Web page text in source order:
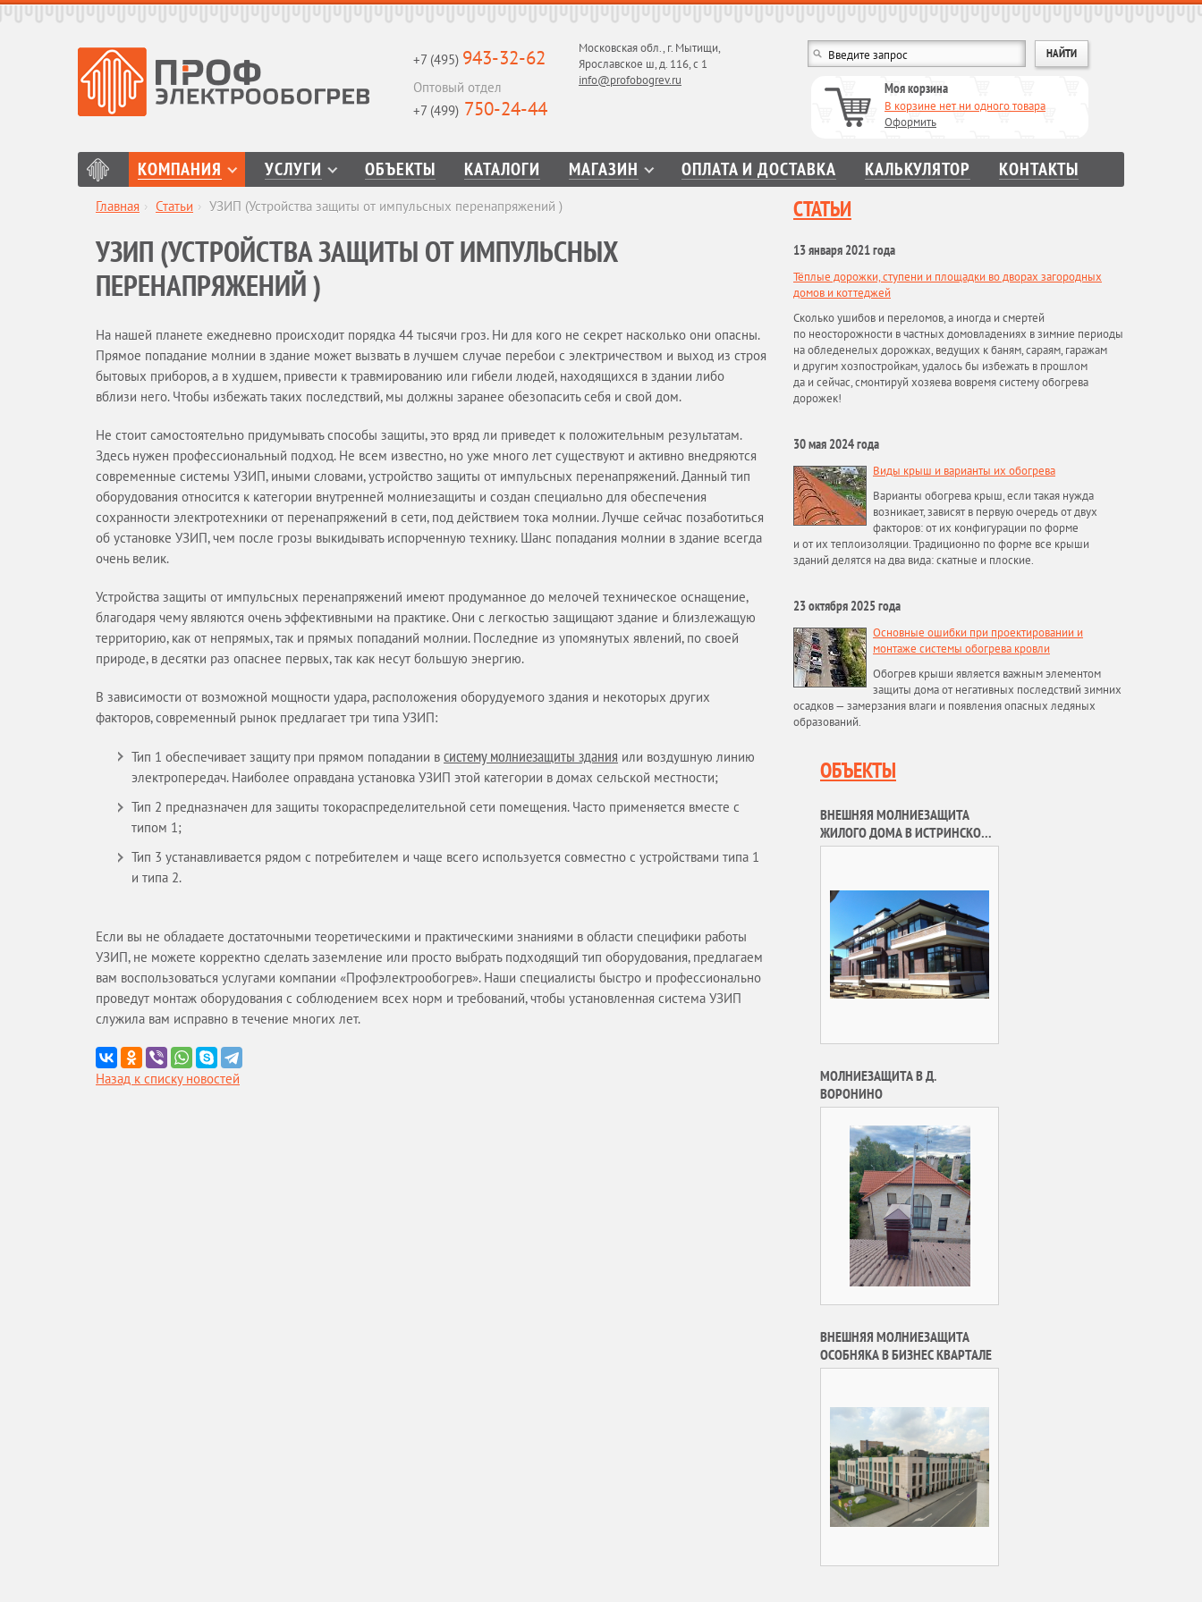
+7 (495) 943-32-62
Оптовый отдел
+7 (499) 750-24-44
Московская обл., г. Мытищи,
Ярославское ш, д. 116, с 1
info@profobogrev.ru
Моя корзина
В корзине нет ни одного товара
Оформить
КОМПАНИЯ УСЛУГИ ОБЪЕКТЫ КАТАЛОГИ МАГАЗИН ОПЛАТА И ДОСТАВКА КАЛЬКУЛЯТОР КОНТАКТЫ
Главная › Статьи › УЗИП (Устройства защиты от импульсных перенапряжений )
УЗИП (УСТРОЙСТВА ЗАЩИТЫ ОТ ИМПУЛЬСНЫХ
ПЕРЕНАПРЯЖЕНИЙ )
На нашей планете ежедневно происходит порядка 44 тысячи гроз. Ни для кого не секрет насколько они опасны.
Прямое попадание молнии в здание может вызвать в лучшем случае перебои с электричеством и выход из строя
бытовых приборов, а в худшем, привести к травмированию или гибели людей, находящихся в здании либо
вблизи него. Чтобы избежать таких последствий, мы должны заранее обезопасить себя и свой дом.
Не стоит самостоятельно придумывать способы защиты, это вряд ли приведет к положительным результатам.
Здесь нужен профессиональный подход. Не всем известно, но уже много лет существуют и активно внедряются
современные системы УЗИП, иными словами, устройство защиты от импульсных перенапряжений. Данный тип
оборудования относится к категории внутренней молниезащиты и создан специально для обеспечения
сохранности электротехники от перенапряжений в сети, под действием тока молнии. Лучше сейчас позаботиться
об установке УЗИП, чем после грозы выкидывать испорченную технику. Шанс попадания молнии в здание всегда
очень велик.
Устройства защиты от импульсных перенапряжений имеют продуманное до мелочей техническое оснащение,
благодаря чему являются очень эффективными на практике. Они с легкостью защищают здание и близлежащую
территорию, как от непрямых, так и прямых попаданий молнии. Последние из упомянутых явлений, по своей
природе, в десятки раз опаснее первых, так как несут большую энергию.
В зависимости от возможной мощности удара, расположения оборудуемого здания и некоторых других
факторов, современный рынок предлагает три типа УЗИП:
Тип 1 обеспечивает защиту при прямом попадании в систему молниезащиты здания или воздушную линию
электропередач. Наиболее оправдана установка УЗИП этой категории в домах сельской местности;
Тип 2 предназначен для защиты токораспределительной сети помещения. Часто применяется вместе с
типом 1;
Тип 3 устанавливается рядом с потребителем и чаще всего используется совместно с устройствами типа 1
и типа 2.
Если вы не обладаете достаточными теоретическими и практическими знаниями в области специфики работы
УЗИП, не можете корректно сделать заземление или просто выбрать подходящий тип оборудования, предлагаем
вам воспользоваться услугами компании «Профэлектрообогрев». Наши специалисты быстро и профессионально
проведут монтаж оборудования с соблюдением всех норм и требований, чтобы установленная система УЗИП
служила вам исправно в течение многих лет.
Назад к списку новостей
СТАТЬИ
13 января 2021 года
Тёплые дорожки, ступени и площадки во дворах загородных
домов и коттеджей
Сколько ушибов и переломов, а иногда и смертей
по неосторожности в частных домовладениях в зимние периоды
на обледенелых дорожках, ведущих к баням, сараям, гаражам
и другим хозпостройкам, удалось бы избежать в прошлом
да и сейчас, смонтируй хозяева вовремя систему обогрева
дорожек!
30 мая 2024 года
Виды крыш и варианты их обогрева
Варианты обогрева крыш, если такая нужда
возникает, зависят в первую очередь от двух
факторов: от их конфигурации по форме
и от их теплоизоляции. Традиционно по форме все крыши
зданий делятся на два вида: скатные и плоские.
23 октября 2025 года
Основные ошибки при проектировании и
монтаже системы обогрева кровли
Обогрев крыши является важным элементом
защиты дома от негативных последствий зимних
осадков — замерзания влаги и появления опасных ледяных
образований.
ОБЪЕКТЫ
ВНЕШНЯЯ МОЛНИЕЗАЩИТА
ЖИЛОГО ДОМА В ИСТРИНСКОМ
РАЙОНЕ
МОЛНИЕЗАЩИТА В Д.
ВОРОНИНО
ВНЕШНЯЯ МОЛНИЕЗАЩИТА
ОСОБНЯКА В БИЗНЕС КВАРТАЛЕ